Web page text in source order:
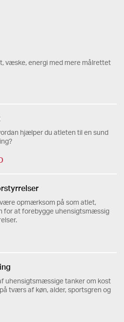
væske, energi med mere målrettet
hjælper du atleten til en sund
opmærksom på som atlet,
for at forebygge uhensigtsmæssig
uhensigtsmæssige tanker om kost
tværs af køn, alder, sportsgren og